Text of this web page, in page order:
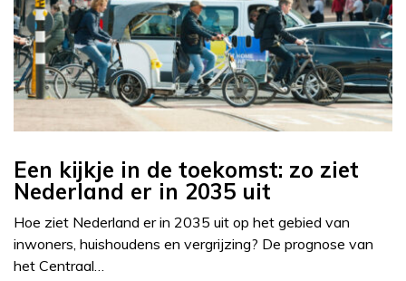
Een kijkje in de toekomst: zo ziet
Nederland er in 2035 uit
Hoe ziet Nederland er in 2035 uit op het gebied van
inwoners, huishoudens en vergrijzing? De prognose van
het Centraal…